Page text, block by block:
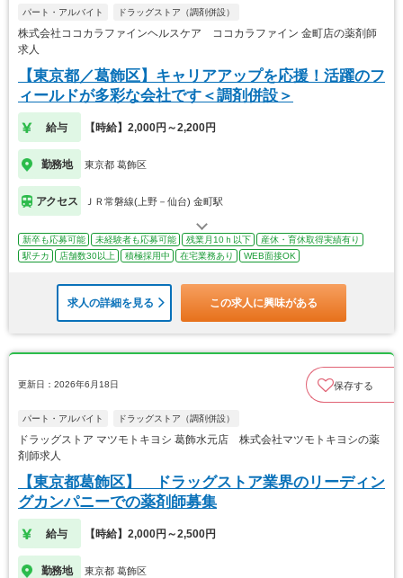
パート・アルバイト ドラッグストア（調剤併設）
株式会社ココカラファインヘルスケア ココカラファイン 金町店の薬剤師
求人
【東京都／葛飾区】キャリアアップを応援！活躍のフ
ィールドが多彩な会社です＜調剤併設＞
給与 【時給】2,000円～2,200円
勤務地 東京都 葛飾区
アクセス ＪＲ常磐線(上野－仙台) 金町駅
新卒も応募可能 未経験者も応募可能 残業月10ｈ以下
産休・育休取得実績有り
駅チカ
店舗数30以上 積極採用中 在宅業務あり WEB面接OK
求人の詳細を見る この求人に興味がある
更新日：2026年6月18日 保存する
パート・アルバイト ドラッグストア（調剤併設）
ドラッグストア マツモトキヨシ 葛飾水元店 株式会社マツモトキヨシの薬
剤師求人
【東京都葛飾区】 ドラッグストア業界のリーディン
グカンパニーでの薬剤師募集
給与 【時給】2,000円～2,500円
勤務地 東京都 葛飾区